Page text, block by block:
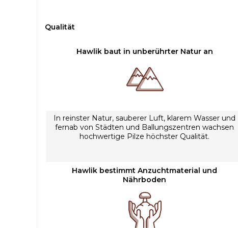
Qualität
Hawlik baut in unberührter Natur an
In reinster Natur, sauberer Luft, klarem Wasser und
fernab von Städten und Ballungszentren wachsen
hochwertige Pilze höchster Qualität.
Hawlik bestimmt Anzuchtmaterial und
Nährboden